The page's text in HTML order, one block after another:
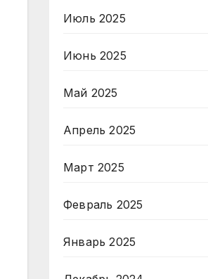
Июль 2025
Июнь 2025
Май 2025
Апрель 2025
Март 2025
Февраль 2025
Январь 2025